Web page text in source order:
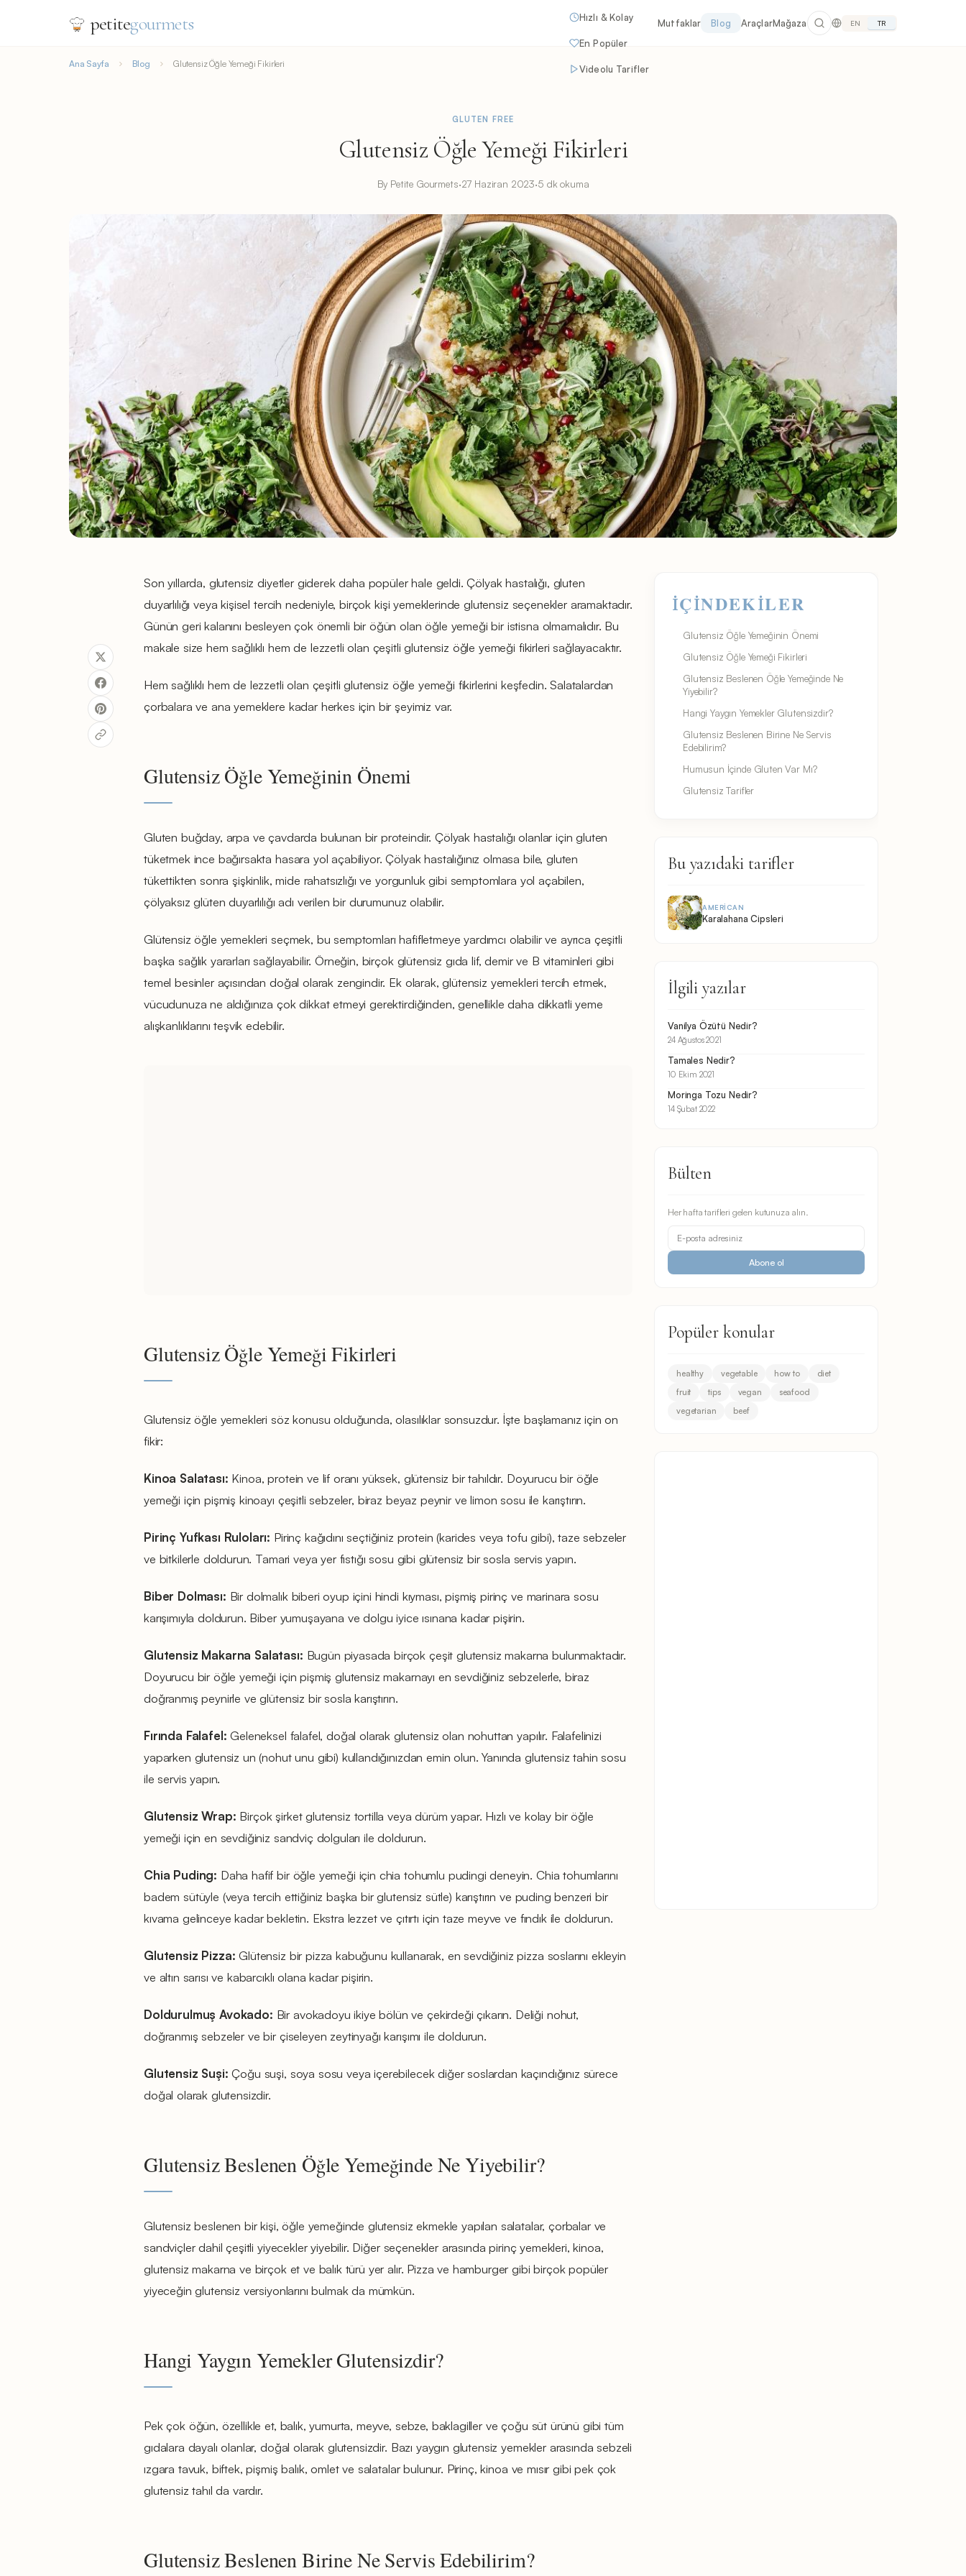
petitegourmets Hızlı & Kolay
En Popüler
Videolu Tarifler
Mutfaklar Blog AraçlarMağaza EN TR
Ana Sayfa Blog Glutensiz Öğle Yemeği Fikirleri
GLUTEN FREE
Glutensiz Öğle Yemeği Fikirleri
By Petite Gourmets·27 Haziran 2023·5 dk okuma
Son yıllarda, glutensiz diyetler giderek daha popüler hale geldi. Çölyak hastalığı, gluten
duyarlılığı veya kişisel tercih nedeniyle, birçok kişi yemeklerinde glutensiz seçenekler aramaktadır.
Günün geri kalanını besleyen çok önemli bir öğün olan öğle yemeği bir istisna olmamalıdır. Bu
makale size hem sağlıklı hem de lezzetli olan çeşitli glutensiz öğle yemeği fikirleri sağlayacaktır.
Hem sağlıklı hem de lezzetli olan çeşitli glutensiz öğle yemeği fikirlerini keşfedin. Salatalardan
çorbalara ve ana yemeklere kadar herkes için bir şeyimiz var.
Glutensiz Öğle Yemeğinin Önemi
Gluten buğday, arpa ve çavdarda bulunan bir proteindir. Çölyak hastalığı olanlar için gluten
tüketmek ince bağırsakta hasara yol açabiliyor. Çölyak hastalığınız olmasa bile, gluten
tükettikten sonra şişkinlik, mide rahatsızlığı ve yorgunluk gibi semptomlara yol açabilen,
çölyaksız glüten duyarlılığı adı verilen bir durumunuz olabilir.
Glütensiz öğle yemekleri seçmek, bu semptomları hafifletmeye yardımcı olabilir ve ayrıca çeşitli
başka sağlık yararları sağlayabilir. Örneğin, birçok glütensiz gıda lif, demir ve B vitaminleri gibi
temel besinler açısından doğal olarak zengindir. Ek olarak, glütensiz yemekleri tercih etmek,
vücudunuza ne aldığınıza çok dikkat etmeyi gerektirdiğinden, genellikle daha dikkatli yeme
alışkanlıklarını teşvik edebilir.
Glutensiz Öğle Yemeği Fikirleri
Glutensiz öğle yemekleri söz konusu olduğunda, olasılıklar sonsuzdur. İşte başlamanız için on
fikir:
Kinoa Salatası: Kinoa, protein ve lif oranı yüksek, glütensiz bir tahıldır. Doyurucu bir öğle
yemeği için pişmiş kinoayı çeşitli sebzeler, biraz beyaz peynir ve limon sosu ile karıştırın.
Pirinç Yufkası Ruloları: Pirinç kağıdını seçtiğiniz protein (karides veya tofu gibi), taze sebzeler
ve bitkilerle doldurun. Tamari veya yer fıstığı sosu gibi glütensiz bir sosla servis yapın.
Biber Dolması: Bir dolmalık biberi oyup içini hindi kıyması, pişmiş pirinç ve marinara sosu
karışımıyla doldurun. Biber yumuşayana ve dolgu iyice ısınana kadar pişirin.
Glutensiz Makarna Salatası: Bugün piyasada birçok çeşit glutensiz makarna bulunmaktadır.
Doyurucu bir öğle yemeği için pişmiş glutensiz makarnayı en sevdiğiniz sebzelerle, biraz
doğranmış peynirle ve glütensiz bir sosla karıştırın.
Fırında Falafel: Geleneksel falafel, doğal olarak glutensiz olan nohuttan yapılır. Falafelinizi
yaparken glutensiz un (nohut unu gibi) kullandığınızdan emin olun. Yanında glutensiz tahin sosu
ile servis yapın.
Glutensiz Wrap: Birçok şirket glutensiz tortilla veya dürüm yapar. Hızlı ve kolay bir öğle
yemeği için en sevdiğiniz sandviç dolguları ile doldurun.
Chia Puding: Daha hafif bir öğle yemeği için chia tohumlu pudingi deneyin. Chia tohumlarını
badem sütüyle (veya tercih ettiğiniz başka bir glutensiz sütle) karıştırın ve puding benzeri bir
kıvama gelinceye kadar bekletin. Ekstra lezzet ve çıtırtı için taze meyve ve fındık ile doldurun.
Glutensiz Pizza:Glütensiz bir pizza kabuğunu kullanarak, en sevdiğiniz pizza soslarını ekleyin
ve altın sarısı ve kabarcıklı olana kadar pişirin.
Doldurulmuş Avokado: Bir avokadoyu ikiye bölün ve çekirdeği çıkarın. Deliği nohut,
doğranmış sebzeler ve bir çiseleyen zeytinyağı karışımı ile doldurun.
Glutensiz Suşi: Çoğu suşi, soya sosu veya içerebilecek diğer soslardan kaçındığınız sürece
doğal olarak glutensizdir.
Glutensiz Beslenen Öğle Yemeğinde Ne Yiyebilir?
Glutensiz beslenen bir kişi, öğle yemeğinde glutensiz ekmekle yapılan salatalar, çorbalar ve
sandviçler dahil çeşitli yiyecekler yiyebilir. Diğer seçenekler arasında pirinç yemekleri, kinoa,
glutensiz makarna ve birçok et ve balık türü yer alır. Pizza ve hamburger gibi birçok popüler
yiyeceğin glutensiz versiyonlarını bulmak da mümkün.
Hangi Yaygın Yemekler Glutensizdir?
Pek çok öğün, özellikle et, balık, yumurta, meyve, sebze, baklagiller ve çoğu süt ürünü gibi tüm
gıdalara dayalı olanlar, doğal olarak glutensizdir. Bazı yaygın glutensiz yemekler arasında sebzeli
ızgara tavuk, biftek, pişmiş balık, omlet ve salatalar bulunur. Pirinç, kinoa ve mısır gibi pek çok
glutensiz tahıl da vardır.
Glutensiz Beslenen Birine Ne Servis Edebilirim?
İÇINDEKILER
Glutensiz Öğle Yemeğinin Önemi
Glutensiz Öğle Yemeği Fikirleri
Glutensiz Beslenen Öğle Yemeğinde Ne
Yiyebilir?
Hangi Yaygın Yemekler Glutensizdir?
Glutensiz Beslenen Birine Ne Servis
Edebilirim?
Humusun İçinde Gluten Var Mı?
Glutensiz Tarifler
Bu yazıdaki tarifler
AMERICAN
Karalahana Cipsleri
İlgili yazılar
Vanilya Özütü Nedir?
24 Ağustos 2021
Tamales Nedir?
10 Ekim 2021
Moringa Tozu Nedir?
14 Şubat 2022
Bülten
Her hafta tarifleri gelen kutunuza alın.
Abone ol
Popüler konular
healthy vegetable how to
diet
fruit
tips vegan
seafood
vegetarian
beef